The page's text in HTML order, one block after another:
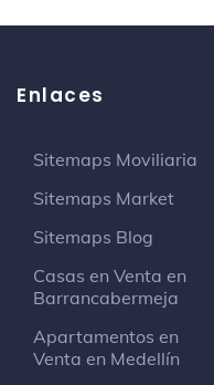
Enlaces
Sitemaps Moviliaria
Sitemaps Market
Sitemaps Blog
Casas en Venta en
Barrancabermeja
Apartamentos en
Venta en Medellín